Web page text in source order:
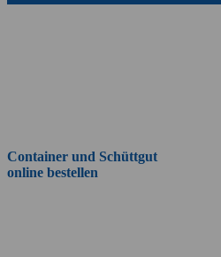
Container und Schüttgut
online bestellen